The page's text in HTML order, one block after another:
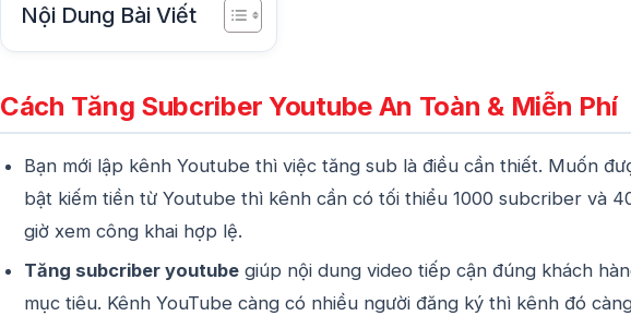
Nội Dung Bài Viết
Cách Tăng Subcriber Youtube An Toàn & Miễn Phí
Bạn mới lập kênh Youtube thì việc tăng sub là điều cần thiết. Muốn
bật kiếm tiền từ Youtube thì kênh cần có tối thiểu 1000 subcriber và
giờ xem công khai hợp lệ.
Tăng subcriber youtube giúp nội dung video tiếp cận đúng khách
mục tiêu. Kênh YouTube càng có nhiều người đăng ký thì kênh đó